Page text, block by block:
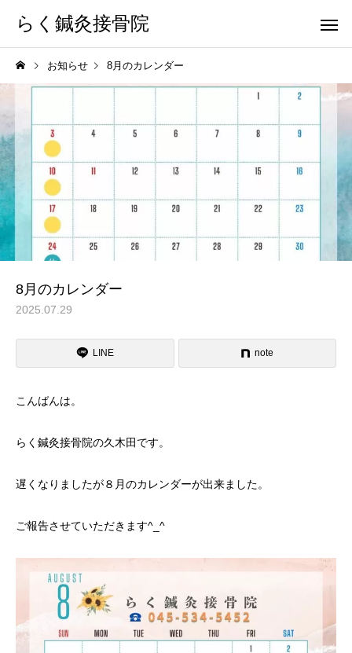
らく鍼灸接骨院
KB Finger パーフェクト
お知らせ 8月のカレンダー
8月のカレンダー
2025.07.29
LINE note
こんばんは。
らく鍼灸接骨院の久木田です。
遅くなりましたが８月のカレンダーが出来ました。
ご報告させていただきます^_^